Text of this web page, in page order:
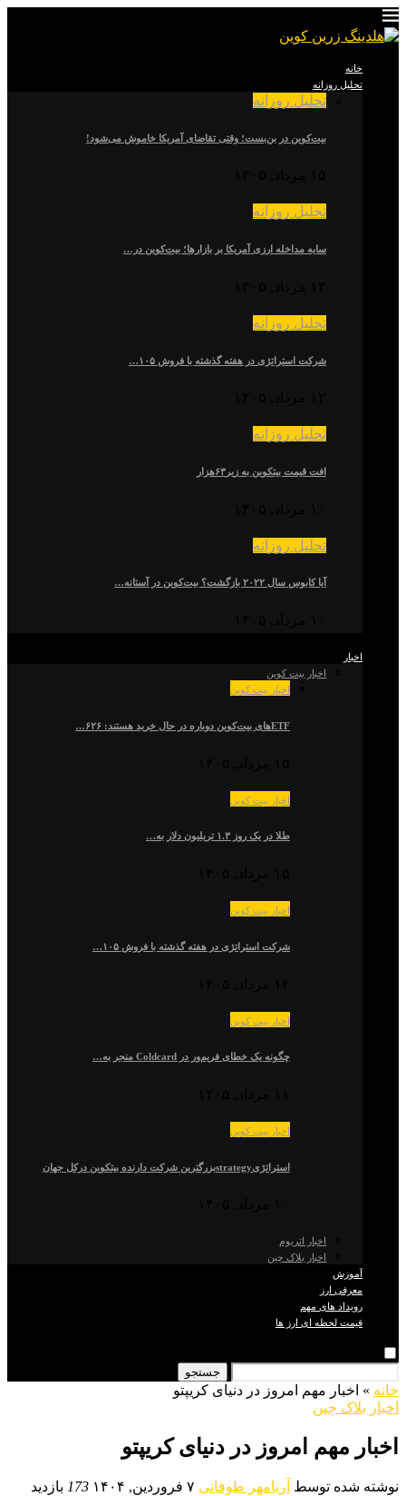
خانه
تحلیل روزانه
تحلیل روزانه
بیت‌کوین در بن‌بست؛ وقتی تقاضای آمریکا خاموش می‌شود!
تحلیل روزانه
سایه مداخله ارزی آمریکا بر بازارها؛ بیت‌کوین در…
تحلیل روزانه
شرکت استراتژی در هفته گذشته با فروش ۱۰۵…
تحلیل روزانه
افت قیمت بیتکوین به زیر۶۳هزار
تحلیل روزانه
آیا کابوس سال ۲۰۲۲ بازگشت؟ بیت‌کوین در آستانه…
اخبار
اخبار بیت کوین
اخبار بیت کوین
ETFهای بیت‌کوین دوباره در حال خرید هستند: ۶۲۶…
اخبار بیت کوین
طلا در یک روز ۱.۳ تریلیون دلار به…
اخبار بیت کوین
شرکت استراتژی در هفته گذشته با فروش ۱۰۵…
اخبار بیت کوین
چگونه یک خطای فریم‌ور در Coldcard منجر به…
اخبار بیت کوین
استراتژیstrategyبزرگترین شرکت دارنده بیتکوین درکل جهان
اخبار اتریوم
اخبار بلاک چین
آموزش
معرفی ارز
رویداد های مهم
قیمت لحظه ای ارز ها
جستجو
خانه » اخبار مهم امروز در دنیای کریپتو
اخبار بلاک چین
اخبار مهم امروز در دنیای کریپتو
نوشته شده توسط آریامهر طوفانی ۷ فروردین, ۱۴۰۴ 173 بازدید